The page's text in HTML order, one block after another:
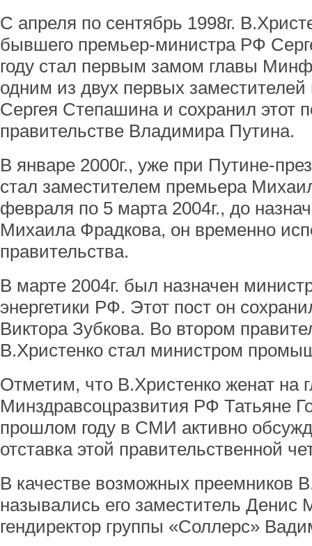
С апреля по сентябрь 1998г.
бывшего премьер-министра РФ
году стал первым замом главы
одним из двух первых заместителей
Сергея Степашина и сохранил этот
правительстве Владимира Путина.
В январе 2000г., уже при Путине-
стал заместителем премьера
февраля по 5 марта 2004г., до
Михаила Фрадкова, он временно
правительства.
В марте 2004г. был назначен
энергетики РФ. Этот пост он
Виктора Зубкова. Во втором
В.Христенко стал министром
Отметим, что В.Христенко женат на
Минздравсоцразвития РФ Татьяне
прошлом году в СМИ активно
отставка этой правительственной
В качестве возможных преемников
назывались его заместитель Денис
гендиректор группы «Соллерс»